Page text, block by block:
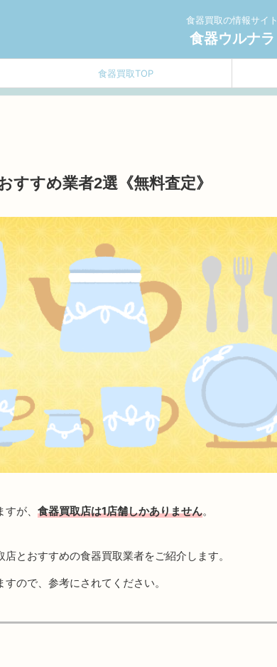
食器買取の情報サイト
食器ウルナラ
食器買取TOP
すすめ業者2選《無料査定》
が、 食器買取店は1店舗しかありません。
とおすすめの食器買取業者をご紹介します。
ので、参考にされてください。